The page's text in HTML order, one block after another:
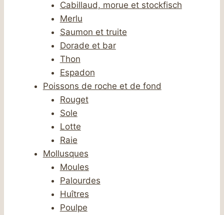
Cabillaud, morue et stockfisch
Merlu
Saumon et truite
Dorade et bar
Thon
Espadon
Poissons de roche et de fond
Rouget
Sole
Lotte
Raie
Mollusques
Moules
Palourdes
Huîtres
Poulpe